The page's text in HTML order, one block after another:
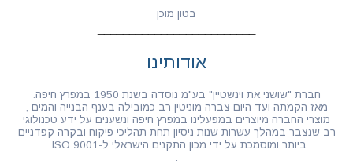
בטון מוכן
אודותינו
חברת "שושני את וינשטיין" בע"מ נוסדה בשנת 1950 במפרץ חיפה.
מאז הקמתה ועד היום צברה מוניטין רב כמובילה בענף הבנייה והמים ,
מוצרי החברה מיוצרים במפעלינו במפרץ חיפה ונשענים על ידע טכנולוגי
רב שנצבר במהלך עשרות שנות ניסיון תחת תהליכי פיקוח ובקרה קפדניים
ביותר ומוסמכת על ידי מכון התקנים הישראלי ל-ISO 9001 .
.